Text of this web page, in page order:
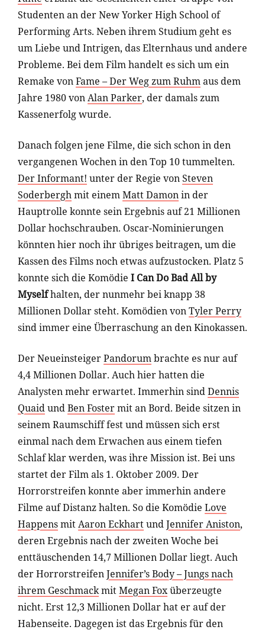
Studenten an der New Yorker High School of
Performing Arts. Neben ihrem Studium geht es
um Liebe und Intrigen, das Elternhaus und andere
Probleme. Bei dem Film handelt es sich um ein
Remake vonFame – Der Weg zum Ruhmaus dem
Jahre 1980 vonAlan Parker, der damals zum
Kassenerfolg wurde.
Danach folgen jene Filme, die sich schon in den
vergangenen Wochen in den Top 10 tummelten.
Der Informant! unter der Regie vonSteven
Soderberghmit einemMatt Damonin der
Hauptrolle konnte sein Ergebnis auf 21 Millionen
Dollar hochschrauben. Oscar-Nominierungen
könnten hier noch ihr übriges beitragen, um die
Kassen des Films noch etwas aufzustocken. Platz 5
konnte sich die Komödie I Can Do Bad All by
Myselfhalten, der nunmehr bei knapp 38
Millionen Dollar steht. Komödien vonTyler Perry
sind immer eine Überraschung an den Kinokassen.
Der NeueinsteigerPandorumbrachte es nur auf
4,4 Millionen Dollar. Auch hier hatten die
Analysten mehr erwartet. Immerhin sindDennis
QuaidundBen Fostermit an Bord. Beide sitzen in
seinem Raumschiff fest und müssen sich erst
einmal nach dem Erwachen aus einem tiefen
Schlaf klar werden, was ihre Mission ist. Bei uns
startet der Film als 1. Oktober 2009. Der
Horrorstreifen konnte aber immerhin andere
Filme auf Distanz halten. So die Komödie Love
HappensmitAaron EckhartundJennifer Aniston,
deren Ergebnis nach der zweiten Woche bei
enttäuschenden 14,7 Millionen Dollar liegt. Auch
der HorrorstreifenJennifer’s Body – Jungs nach
ihrem GeschmackmitMegan Foxüberzeugte
nicht. Erst 12,3 Millionen Dollar hat er auf der
Habenseite. Dagegen ist das Ergebnis für den